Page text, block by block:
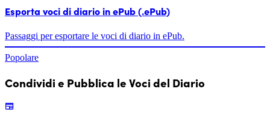
Esporta voci di diario in ePub (.ePub)
Passaggi per esportare le voci di diario in ePub.
Popolare
Condividi e Pubblica le Voci del Diario